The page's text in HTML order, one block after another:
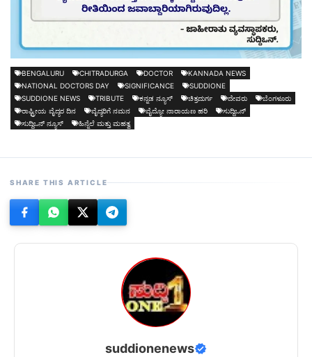
BENGALURU CHITRADURGA DOCTOR
KANNADA NEWS
NATIONAL DOCTORS DAY
SIGNIFICANCE
SUDDIONE
SUDDIONE NEWS
TRIBUTE ಕನ್ನಡ ನ್ಯೂಸ್ ಚಿತ್ರದುರ್ಗ ದೇವರು
ಬೆಂಗಳೂರು
ರಾಷ್ಟ್ರೀಯ ವೈದ್ಯರ ದಿನ
ವೈದ್ಯರಿಗೆ ನಮನ ವೈದ್ಯೋ ನಾರಾಯಣ ಹರಿ
ಸುದ್ದಿಒನ್
ಸುದ್ದಿಒನ್ ನ್ಯೂಸ್
ಹಿನ್ನೆಲೆ ಮತ್ತು ಮಹತ್ವ
SHARE THIS ARTICLE
suddionenews